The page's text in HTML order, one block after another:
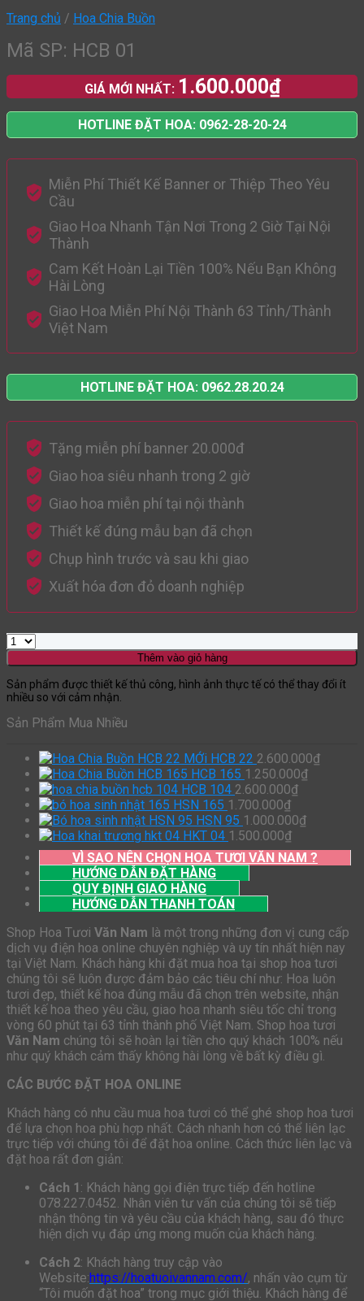
Trang chủ / Hoa Chia Buồn
Mã SP: HCB 01
GIÁ MỚI NHẤT: 1.600.000₫
HOTLINE ĐẶT HOA: 0962-28-20-24
Miễn Phí Thiết Kế Banner or Thiệp Theo Yêu
Cầu
Giao Hoa Nhanh Tận Nơi Trong 2 Giờ Tại Nội
Thành
Cam Kết Hoàn Lại Tiền 100% Nếu Bạn Không
Hài Lòng
Giao Hoa Miễn Phí Nội Thành 63 Tỉnh/Thành
Việt Nam
HOTLINE ĐẶT HOA: 0962.28.20.24
Tặng miễn phí banner 20.000đ
Giao hoa siêu nhanh trong 2 giờ
Giao hoa miễn phí tại nội thành
Thiết kế đúng mẫu bạn đã chọn
Chụp hình trước và sau khi giao
Xuất hóa đơn đỏ doanh nghiệp
Thêm vào giỏ hàng
Sản phẩm được thiết kế thủ công, hình ảnh thực tế có thể thay đổi ít
nhiều so với cảm nhận.
Sản Phẩm Mua Nhiều
HCB 22 2.600.000₫
HCB 165 1.250.000₫
HCB 104 2.600.000₫
HSN 165 1.700.000₫
HSN 95 1.000.000₫
HKT 04 1.500.000₫
VÌ SAO NÊN CHỌN HOA TƯƠI VĂN NAM ?
HƯỚNG DẪN ĐẶT HÀNG
QUY ĐỊNH GIAO HÀNG
HƯỚNG DẪN THANH TOÁN
Shop Hoa Tươi Văn Nam là một trong những đơn vị cung cấp
dịch vụ điện hoa online chuyên nghiệp và uy tín nhất hiện nay
tại Việt Nam. Khách hàng khi đặt mua hoa tại shop hoa tươi
chúng tôi sẽ luôn được đảm bảo các tiêu chí như: Hoa luôn
tươi đẹp, thiết kế hoa đúng mẫu đã chọn trên website, nhận
thiết kế hoa theo yêu cầu, giao hoa nhanh siêu tốc chỉ trong
vòng 60 phút tại 63 tỉnh thành phố Việt Nam. Shop hoa tươi
Văn Nam chúng tôi sẽ hoàn lại tiền cho quý khách 100% nếu
như quý khách cảm thấy không hài lòng về bất kỳ điều gì.
CÁC BƯỚC ĐẶT HOA ONLINE
Khách hàng có nhu cầu mua hoa tươi có thể ghé shop hoa tươi
để lựa chọn hoa phù hợp nhất. Cách nhanh hơn có thể liên lạc
trực tiếp với chúng tôi để đặt hoa online. Cách thức liên lạc và
đặt hoa rất đơn giản:
Cách 1 : Khách hàng gọi điện trực tiếp đến hotline
078.227.0452. Nhân viên tư vấn của chúng tôi sẽ tiếp
nhận thông tin và yêu cầu của khách hàng, sau đó thực
hiện dịch vụ đáp ứng mong muốn của khách hàng.
Cách 2: Khách hàng truy cập vào
Website:https://hoatuoivannam.com/, nhấn vào cụm từ
“Tôi muốn đặt hoa” trong mục giới thiệu. Khách hàng để